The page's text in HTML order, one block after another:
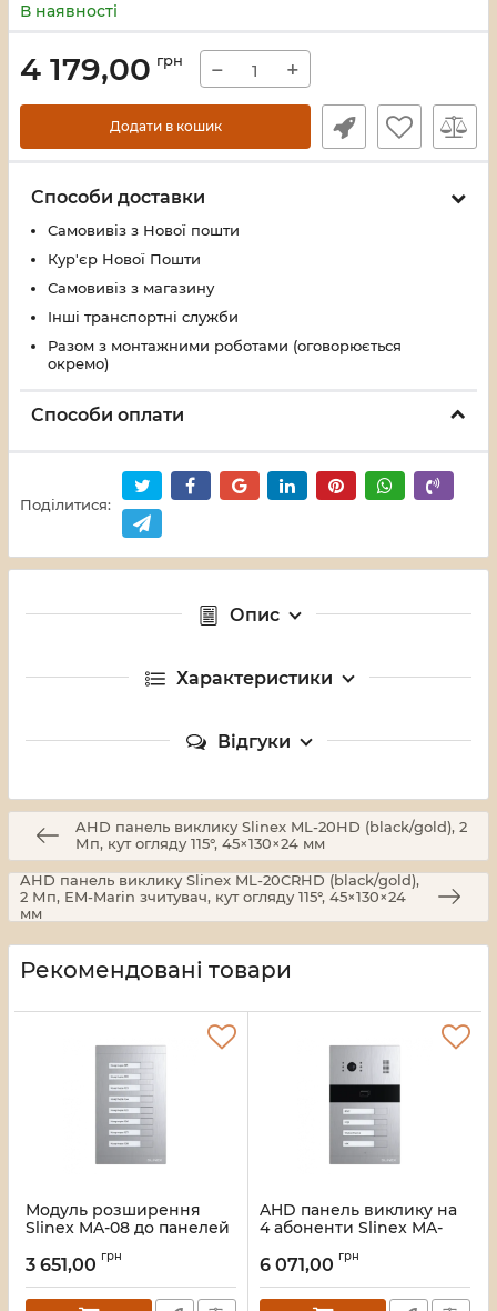
В наявності
4 179,00 грн − +
Додати в кошик
Способи доставки
Самовивіз з Нової пошти
Кур'єр Нової Пошти
Самовивіз з магазину
Інші транспортні служби
Разом з монтажними роботами (оговорюється
окремо)
Способи оплати
Поділитися:
Опис
Характеристики
Відгуки
AHD панель виклику Slinex ML-20HD (black/gold), 2
Мп, кут огляду 115°, 45×130×24 мм
AHD панель виклику Slinex ML-20CRHD (black/gold),
2 Мп, EM-Marin зчитувач, кут огляду 115°, 45×130×24
мм
Рекомендовані товари
Модуль розширення
Slinex MA-08 до панелей
MA-02CRHD, MA-03CRHD,
мм
3 651,00 грн
AHD панель виклику на
4 абоненти Slinex MA-
Marin/Mifare зчитувач,
мм
6 071,00 грн